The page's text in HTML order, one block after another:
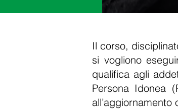
Il corso,
si vogliono
qualifica agli
Persona Idonea
all’aggiornamento